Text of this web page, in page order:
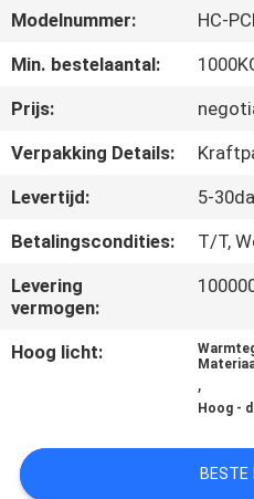
CONTACTEER
ONS
NIEUWS
GEVALLEN
SITEMAP
PRIVACY
POLICY
Modelnummer:
HC-
Min. bestelaantal:
Prijs:
Verpakking Details:
Levertijd:
5-
Betalingscondities:
T/T,
Levering
vermogen:
Hoog licht:
,
Hoog -
BESTE